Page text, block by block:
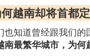
越南却将首都
知道曾经跟我们
南最繁华城市，为何